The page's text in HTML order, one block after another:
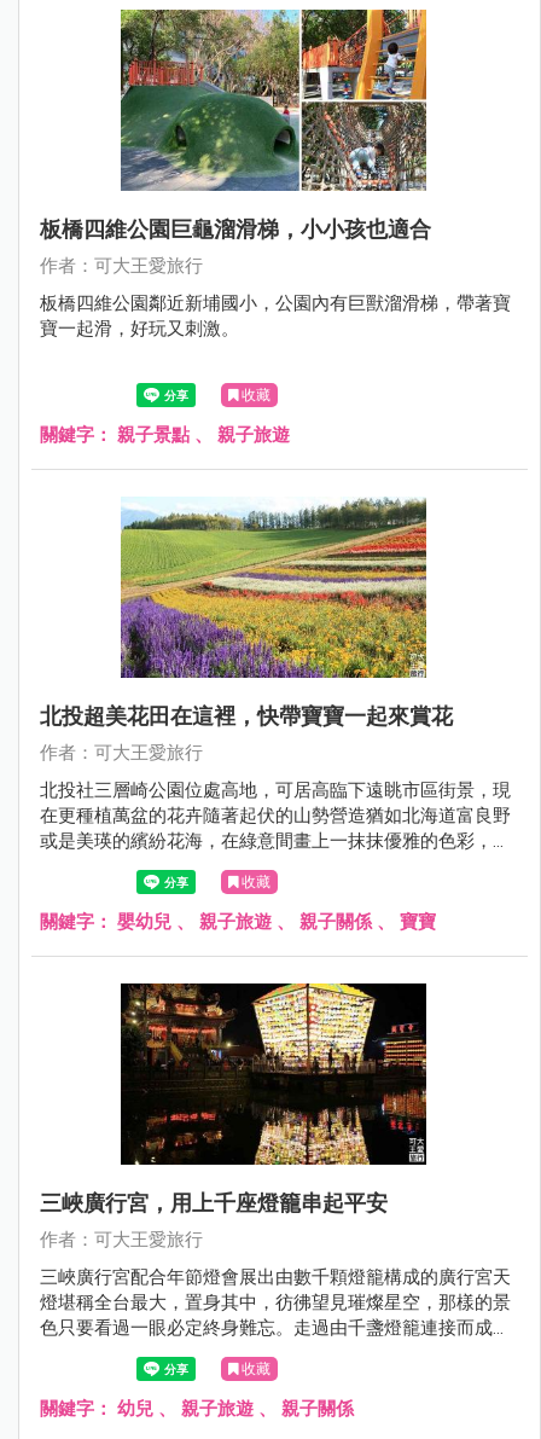
板橋四維公園巨龜溜滑梯，小小孩也適合
作者：可大王愛旅行
板橋四維公園鄰近新埔國小，公園內有巨獸溜滑梯，帶著寶
寶一起滑，好玩又刺激。
收藏
關鍵字： 親子景點 、 親子旅遊
北投超美花田在這裡，快帶寶寶一起來賞花
作者：可大王愛旅行
北投社三層崎公園位處高地，可居高臨下遠眺市區街景，現
在更種植萬盆的花卉隨著起伏的山勢營造猶如北海道富良野
或是美瑛的繽紛花海，在綠意間畫上一抹抹優雅的色彩，輕
柔地塗繪出五顏六色的夢幻花毯。
收藏
關鍵字： 嬰幼兒 、 親子旅遊 、 親子關係 、 寶寶
三峽廣行宮，用上千座燈籠串起平安
作者：可大王愛旅行
三峽廣行宮配合年節燈會展出由數千顆燈籠構成的廣行宮天
燈堪稱全台最大，置身其中，彷彿望見璀燦星空，那樣的景
色只要看過一眼必定終身難忘。走過由千盞燈籠連接而成的
祈福步道，敲響祈福鐘，讓你學業、工作、愛情運勢加溫，
幸福一整年，趁著年節腳步未走遠，快揪伴來賞燈，為新春
劃下美麗句點吧。
收藏
關鍵字： 幼兒 、 親子旅遊 、 親子關係